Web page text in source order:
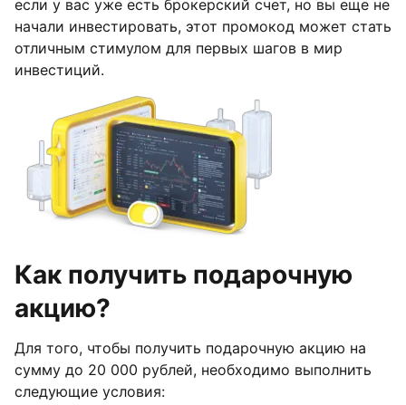
если у вас уже есть брокерский счет, но вы еще не
начали инвестировать, этот промокод может стать
отличным стимулом для первых шагов в мир
инвестиций.
Как получить подарочную
акцию?
Для того, чтобы получить подарочную акцию на
сумму до 20 000 рублей, необходимо выполнить
следующие условия: